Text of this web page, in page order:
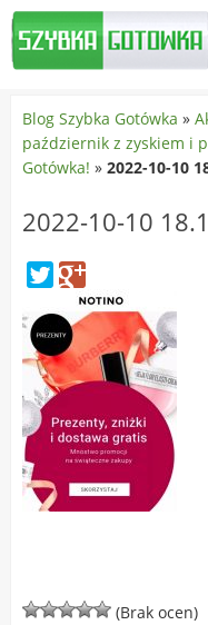
Blog Szybka Gotówka »
październik z zyskiem i
Gotówka! » 2022-10-10
2022-10-10
(Brak ocen)